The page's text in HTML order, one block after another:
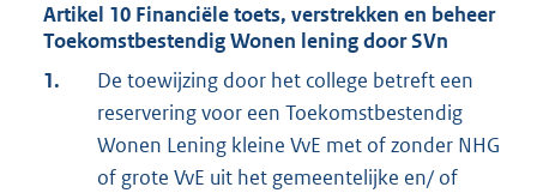
Artikel 10 Financiële toets, verstrekken en beheer
Toekomstbestendig Wonen lening door SVn
1.
De toewijzing door het college betreft een
reservering voor een Toekomstbestendig
Wonen Lening kleine VvE met of zonder NHG
of grote VvE uit het gemeentelijke en/ of